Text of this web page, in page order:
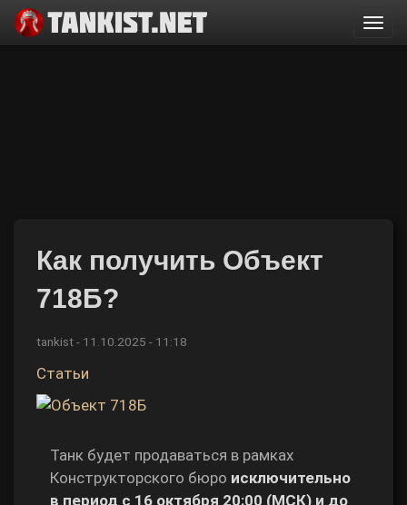
Как получить Объект
718Б?
tankist- 11.10.2025 - 11:18
Статьи
Танк будет продаваться в рамках
Конструкторского бюро исключительно
в период с 16 октября 20:00 (МСК) и до